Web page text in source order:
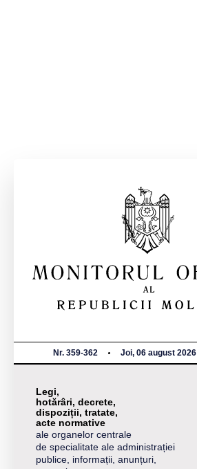
Nr. 359-362 Joi, 06 august 2026
Legi,
hotărâri, decrete,
dispoziții, tratate,
acte normative
ale organelor centrale
de specialitate ale administrației
publice, informații, anunțuri,